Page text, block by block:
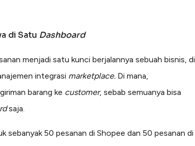
di Satu Dashboard
menjadi satu kunci berjalannya sebuah bisnis, di
integrasi marketplace. Di mana,
barang ke customer, sebab semuanya bisa
saja.
sebanyak 50 pesanan di Shopee dan 50 pesanan di